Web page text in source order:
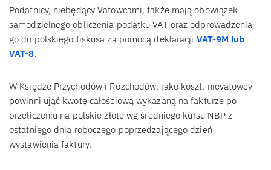
Podatnicy, niebędący Vatowcami, także mają obowiązek
samodzielnego obliczenia podatku VAT oraz odprowadzenia
go do polskiego fiskusa za pomocą deklaracji VAT-9M lub
VAT-8.
W Księdze Przychodów i Rozchodów, jako koszt, nievatowcy
powinni ująć kwotę całościową wykazaną na fakturze po
przeliczeniu na polskie złote wg średniego kursu NBP z
ostatniego dnia roboczego poprzedzającego dzień
wystawienia faktury.